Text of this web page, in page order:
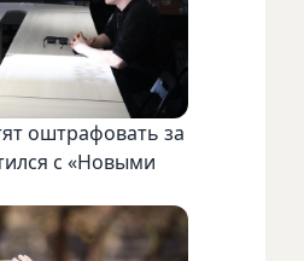
оштрафовать за
с «Новыми